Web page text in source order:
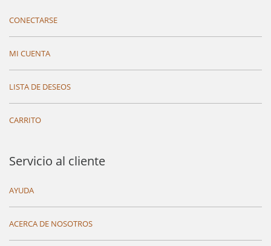
CONECTARSE
MI CUENTA
LISTA DE DESEOS
CARRITO
Servicio al cliente
AYUDA
ACERCA DE NOSOTROS